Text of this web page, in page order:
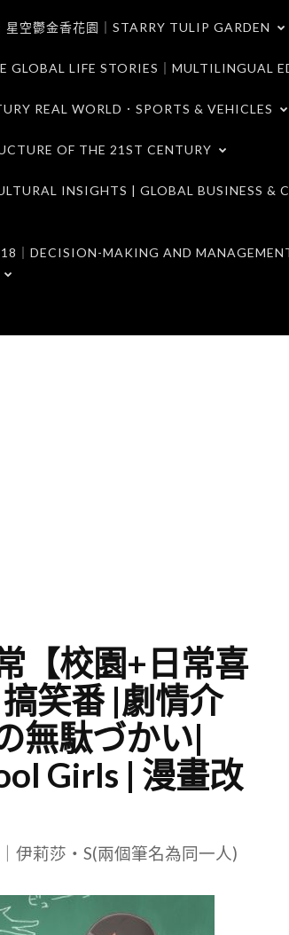
星空鬱金香花園｜STARRY TULIP GARDEN
GLOBAL LIFE STORIES｜MULTILINGUAL
REAL WORLD．SPORTS & VEHICLES
OF THE 21ST CENTURY
INSIGHTS | GLOBAL BUSINESS &
｜DECISION-MAKING AND
【校園+日常喜
笑番 |劇情介
無駄づかい|
Girls | 漫畫改
伊莉莎・S(兩個筆名為同一人)